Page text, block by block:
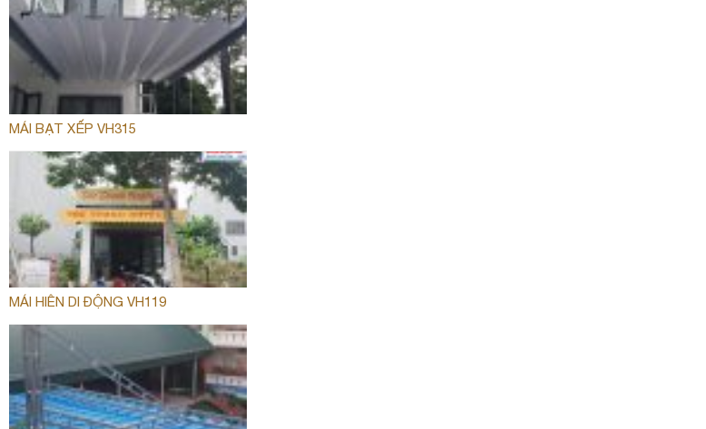
MÁI BẠT XẾP VH315
MÁI HIÊN DI ĐỘNG VH119